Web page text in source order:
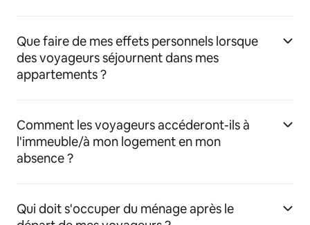
Que faire de mes effets personnels lorsque
des voyageurs séjournent dans mes
appartements ?
Comment les voyageurs accéderont-ils à
l'immeuble/à mon logement en mon
absence ?
Qui doit s'occuper du ménage après le